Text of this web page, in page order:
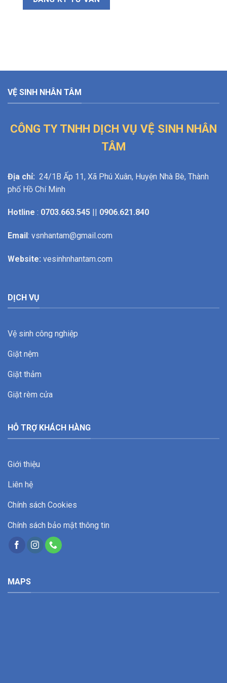
VỆ SINH NHÂN TÂM
CÔNG TY TNHH DỊCH VỤ VỆ SINH NHÂN
TÂM
Địa chỉ: 24/1B Ấp 11, Xã Phú Xuân, Huyện Nhà Bè, Thành
phố Hồ Chí Minh
Hotline : 0703.663.545 0906.621.840
Email : vsnhantam@gmail.com
Website: vesinhnhantam.com
DỊCH VỤ
Vệ sinh công nghiệp
Giặt nệm
Giặt thảm
Giặt rèm cửa
HỖ TRỢ KHÁCH HÀNG
Giới thiệu
Liên hệ
Chính sách Cookies
Chính sách bảo mật thông tin
MAPS